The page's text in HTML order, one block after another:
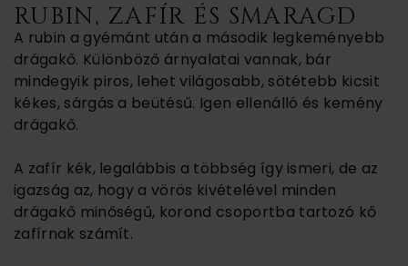
RUBIN, ZAFÍR ÉS SMARAGD
A rubin a gyémánt után a második legkeményebb
drágakő. Különböző árnyalatai vannak, bár
mindegyik piros, lehet világosabb, sötétebb kicsit
kékes, sárgás a beütésű. Igen ellenálló és kemény
drágakő.
A zafír kék, legalábbis a többség így ismeri, de az
igazság az, hogy a vörös kivételével minden
drágakő minőségű, korond csoportba tartozó kő
zafírnak számít.